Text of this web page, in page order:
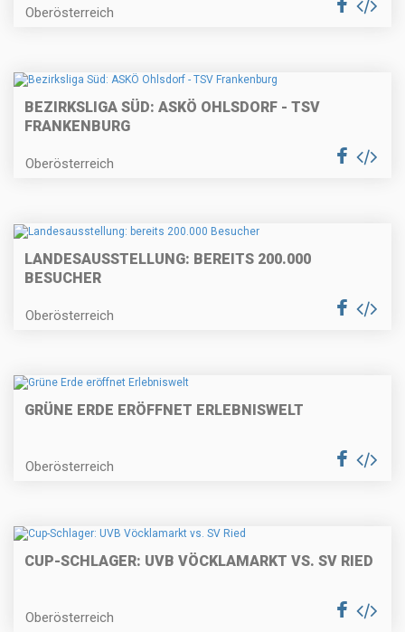
Oberösterreich
BEZIRKSLIGA SÜD: ASKÖ OHLSDORF - TSV
FRANKENBURG
Oberösterreich
LANDESAUSSTELLUNG: BEREITS 200.000
BESUCHER
Oberösterreich
GRÜNE ERDE ERÖFFNET ERLEBNISWELT
Oberösterreich
CUP-SCHLAGER: UVB VÖCKLAMARKT VS. SV RIED
Oberösterreich